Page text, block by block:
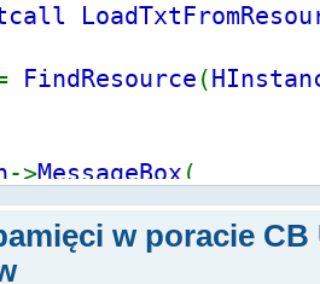
FindResource (
->MessageBox (
przeprowadzić
|MB_ICONSTOP);
w poracie